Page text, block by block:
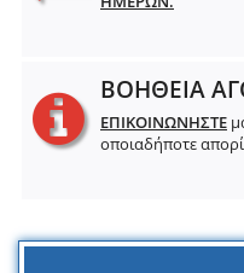
ΒΟΗΘΕΙΑ
ΕΠΙΚΟΙΝΩΝΗΣΤΕ
οποιαδήποτε